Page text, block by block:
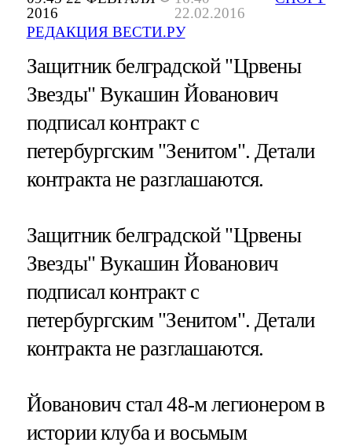
2016
22.02.2016
РЕДАКЦИЯ ВЕСТИ.РУ
Защитник белградской "Црвены
Звезды" Вукашин Йованович
подписал контракт с
петербургским "Зенитом". Детали
контракта не разглашаются.
Защитник белградской "Црвены
Звезды" Вукашин Йованович
подписал контракт с
петербургским "Зенитом". Детали
контракта не разглашаются.
Йованович стал 48-м легионером в
истории клуба и восьмым